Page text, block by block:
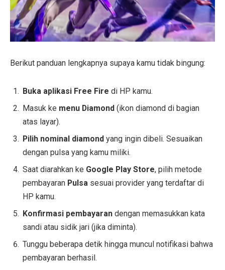
Berikut panduan lengkapnya supaya kamu tidak bingung:
Buka aplikasi Free Fire di HP kamu.
Masuk ke menu Diamond (ikon diamond di bagian
atas layar).
Pilih nominal diamond yang ingin dibeli. Sesuaikan
dengan pulsa yang kamu miliki.
Saat diarahkan ke Google Play Store, pilih metode
pembayaran Pulsa sesuai provider yang terdaftar di
HP kamu.
Konfirmasi pembayaran dengan memasukkan kata
sandi atau sidik jari (jika diminta).
Tunggu beberapa detik hingga muncul notifikasi bahwa
pembayaran berhasil.